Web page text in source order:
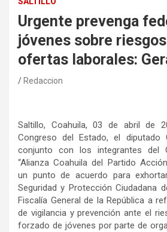
Urgente prevenga
jóvenes sobre
ofertas laborales:
Redaccion
Saltillo, Coahuila, 03 de abril de
Congreso del Estado, el diputado
conjunto con los integrantes del
“Alianza Coahuila del Partido
un punto de acuerdo para
Seguridad y Protección Ciudadana
Fiscalía General de la República a
de vigilancia y prevención ante el
forzado de jóvenes por parte de